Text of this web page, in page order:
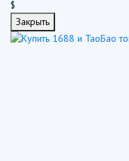
$
Закрыть